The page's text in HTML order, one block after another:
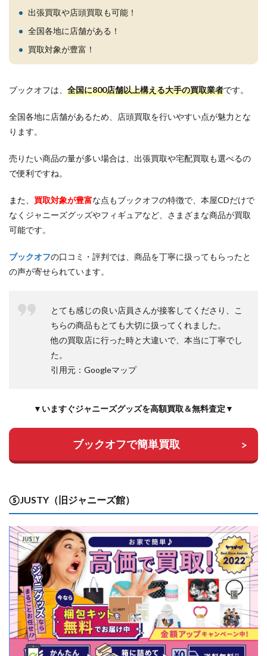
出張買取や店頭買取も可能！
全国各地に店舗がある！
買取対象が豊富！
ブックオフは、 全国に800店舗以上構える大手の買取業者です。
全国各地に店舗があるため、店頭買取を行いやすい点が魅力とな
ります。
売りたい商品の量が多い場合は、出張買取や宅配買取も選べるの
で便利ですね。
また、 買取対象が豊富な点もブックオフの特徴で、本屋CDだけで
なくジャニーズグッズやフィギュアなど、さまざまな商品が買取
可能です。
ブックオフの口コミ・評判では、商品を丁寧に扱ってもらったと
の声が寄せられています。
とても感じの良い店員さんが接客してくださり、こ
ちらの商品もとても大切に扱ってくれました。
他の買取店に行った時と大違いで、本当に丁寧でし
た。
引用元：Googleマップ
▼いますぐジャニーズグッズを高額買取＆無料査定▼
ブックオフで簡単買取
⑤JUSTY（旧ジャニーズ館）